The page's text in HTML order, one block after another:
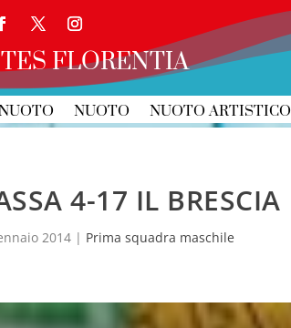
FLORENTIA
NUOTO NUOTO ARTISTICO
4-17 IL BRESCIA
2014 | Prima squadra maschile